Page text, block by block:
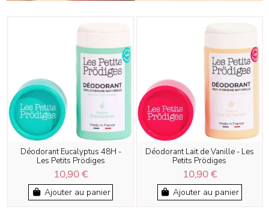
Déodorant Eucalyptus 48H -
Les Petits Prödiges
10,90 €
Ajouter au panier
Déodorant Lait de Vanille - Les
Petits Prödiges
10,90 €
Ajouter au panier